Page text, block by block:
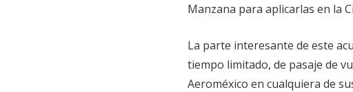
Manzana para aplicarlas en la
La parte interesante de este
tiempo limitado, de pasaje de
Aeroméxico en cualquiera de